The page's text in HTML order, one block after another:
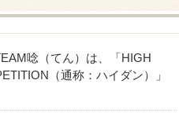
唸（てん）は、「HIGH
（通称：ハイダン）」